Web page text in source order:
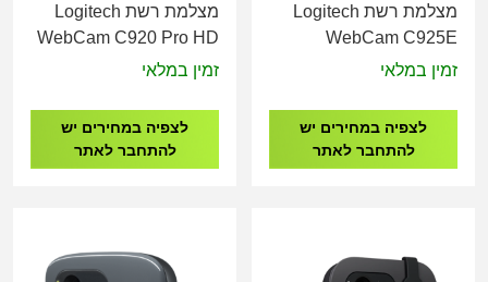
מצלמת רשת Logitech
WebCam C925E
BUSINESS WEBCAM
זמין במלאי
לצפיה במחירים יש
להתחבר לאתר
מצלמת רשת Logitech
WebCam C920 Pro HD
WEBCAM
זמין במלאי
לצפיה במחירים יש
להתחבר לאתר